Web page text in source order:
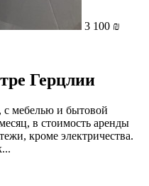
3 100 ₪
Герцлии
с мебелью и бытовой
в стоимость аренды
кроме электричества.